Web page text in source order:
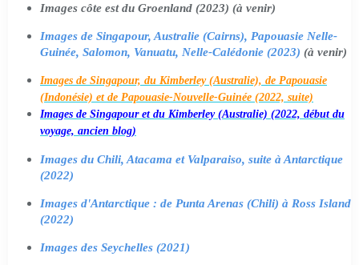
Images côte est du Groenland (2023) (à venir)
Images de Singapour, Australie (Cairns), Papouasie Nelle-
Guinée, Salomon, Vanuatu, Nelle-Calédonie (2023) (à venir)
Images de Singapour, du Kimberley (Australie), de Papouasie
(Indonésie) et de Papouasie-Nouvelle-Guinée (2022, suite)
Images de Singapour et du Kimberley (Australie) (2022, début du
voyage, ancien blog)
Images du Chili, Atacama et Valparaiso, suite à Antarctique
(2022)
Images d'Antarctique : de Punta Arenas (Chili) à Ross Island
(2022)
Images des Seychelles (2021)